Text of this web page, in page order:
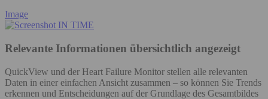
Image
Relevante Informationen übersichtlich angezeigt
QuickView und der Heart Failure Monitor stellen alle relevanten
Daten in einer einfachen Ansicht zusammen – so können Sie Trends
erkennen und Entscheidungen auf der Grundlage des Gesamtbildes